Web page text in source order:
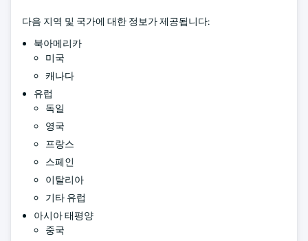
다음 지역 및 국가에 대한 정보가 제공됩니다:
북아메리카
미국
캐나다
유럽
독일
영국
프랑스
스페인
이탈리아
기타 유럽
아시아 태평양
중국